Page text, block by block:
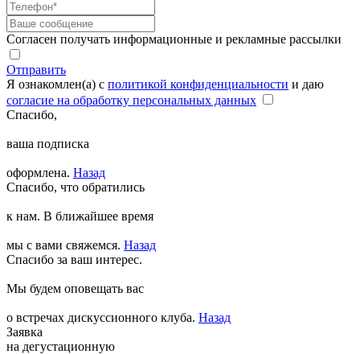
Согласен получать информационные и рекламные рассылки
Отправить
Я ознакомлен(а) с политикой конфиденциальности и даю
согласие на обработку персональных данных
Спасибо,
ваша подписка
оформлена. Назад
Спасибо, что обратились
к нам. В ближайшее время
мы с вами свяжемся. Назад
Спасибо за ваш интерес.
Мы будем оповещать вас
о встречах дискуссионного клуба. Назад
Заявка
на дегустационную